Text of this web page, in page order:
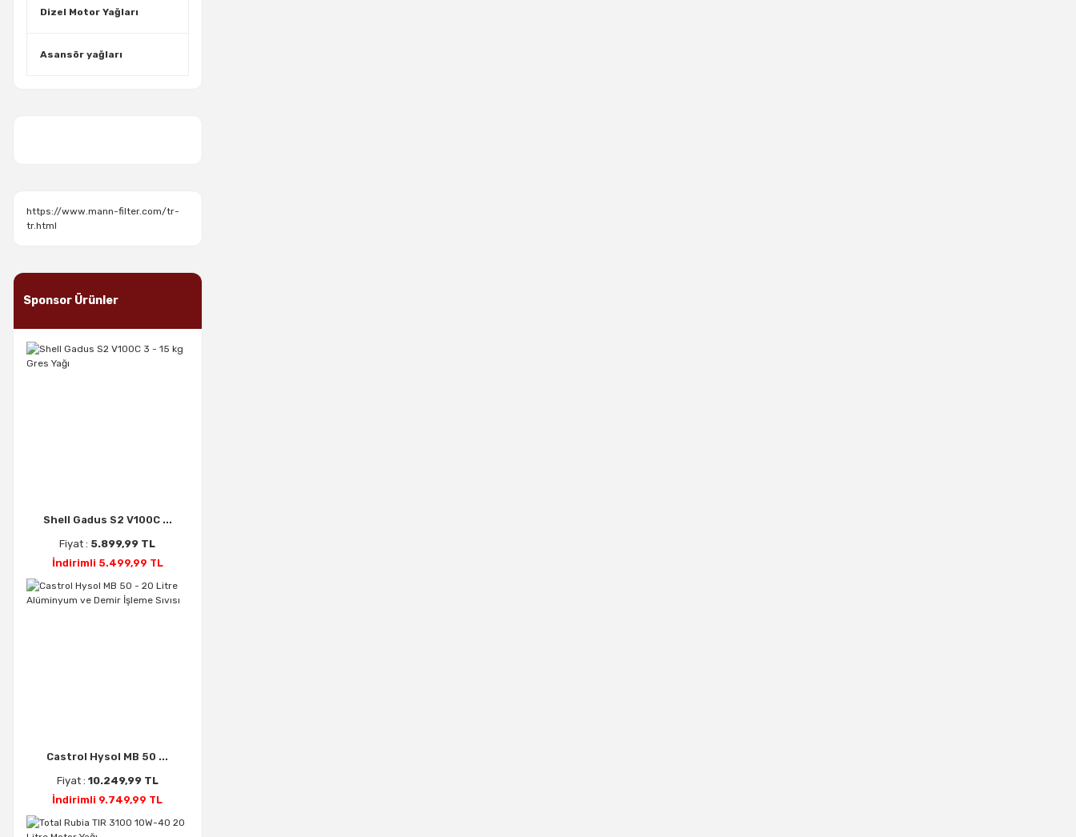
Dizel Motor Yağları
Asansör yağları
https://www.mann-filter.com/tr-
tr.html
Sponsor Ürünler
Shell Gadus S2 V100C ...
Fiyat : 5.899,99 TL
İndirimli 5.499,99 TL
Castrol Hysol MB 50 ...
Fiyat : 10.249,99 TL
İndirimli 9.749,99 TL